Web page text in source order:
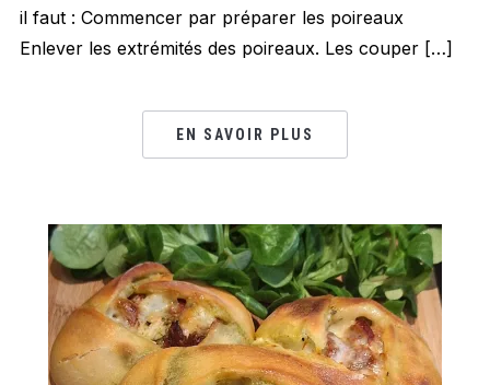
il faut : Commencer par préparer les poireaux
Enlever les extrémités des poireaux. Les couper […]
EN SAVOIR PLUS